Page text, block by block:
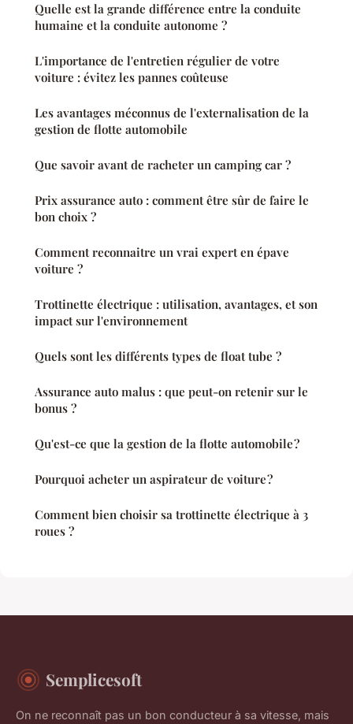
Quelle est la grande différence entre la conduite
humaine et la conduite autonome ?
L'importance de l'entretien régulier de votre
voiture : évitez les pannes coûteuse
Les avantages méconnus de l'externalisation de la
gestion de flotte automobile
Que savoir avant de racheter un camping car ?
Prix assurance auto : comment être sûr de faire le
bon choix ?
Comment reconnaitre un vrai expert en épave
voiture ?
Trottinette électrique : utilisation, avantages, et son
impact sur l'environnement
Quels sont les différents types de float tube ?
Assurance auto malus : que peut-on retenir sur le
bonus ?
Qu'est-ce que la gestion de la flotte automobile ?
Pourquoi acheter un aspirateur de voiture ?
Comment bien choisir sa trottinette électrique à 3
roues ?
Semplicesoft
On ne reconnaît pas un bon conducteur à sa vitesse, mais